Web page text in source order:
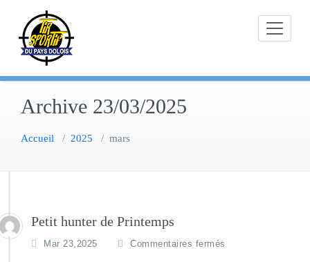
content
Archive 23/03/2025
Accueil / 2025 / mars
Petit hunter de Printemps
Mar 23,2025 Commentaires fermés